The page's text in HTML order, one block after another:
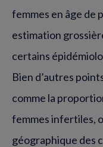
femmes en âge de
estimation
certains
Bien d’autres
comme la
femmes infertiles,
géographique des